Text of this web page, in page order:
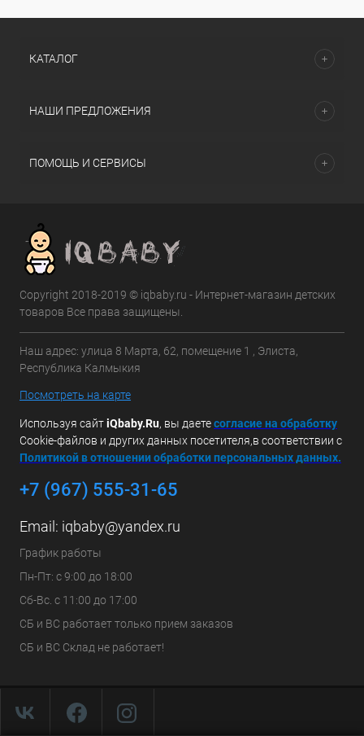
КАТАЛОГ
НАШИ ПРЕДЛОЖЕНИЯ
ПОМОЩЬ И СЕРВИСЫ
Copyright 2018-2019 © iqbaby.ru - Интернет-магазин детских
товаров Все права защищены.
Наш адрес: улица 8 Марта, 62, помещение 1 , Элиста,
Республика Калмыкия
Посмотреть на карте
Используя сайтiQbaby.Ru, вы даетесогласие на обработку
Cookie-файлов и других данных посетителя,в соответствии с
Политикой в отношении обработки персональных данных.
+7 (967) 555-31-65
Email: iqbaby@yandex.ru
График работы
Пн-Пт: с 9:00 до 18:00
Сб-Вс. с 11:00 до 17:00
СБ и ВС работает только прием заказов
СБ и ВС Склад не работает!